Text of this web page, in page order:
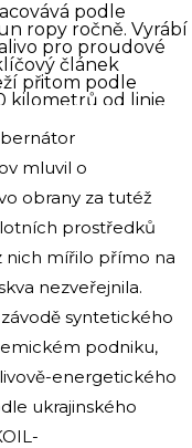
podle
ropy ročně. Vyrábí
pro proudové
článek
přitom podle
kilometrů od linie
Útok z 29.
od začátku
ruské rafinační
metodiky
požár, odstavení,
6. listopadu 2025,
poškodily
5 a
zhruba
Rafinerie
v únoru 2026
minimálně do
ale zůstal nejasný.
není. Opakované
logika celé
který rafinerii
mluvil o
obrany za tutéž
prostředků
nich mířilo přímo na
nezveřejnila.
syntetického
podniku,
energetického
ukrajinského